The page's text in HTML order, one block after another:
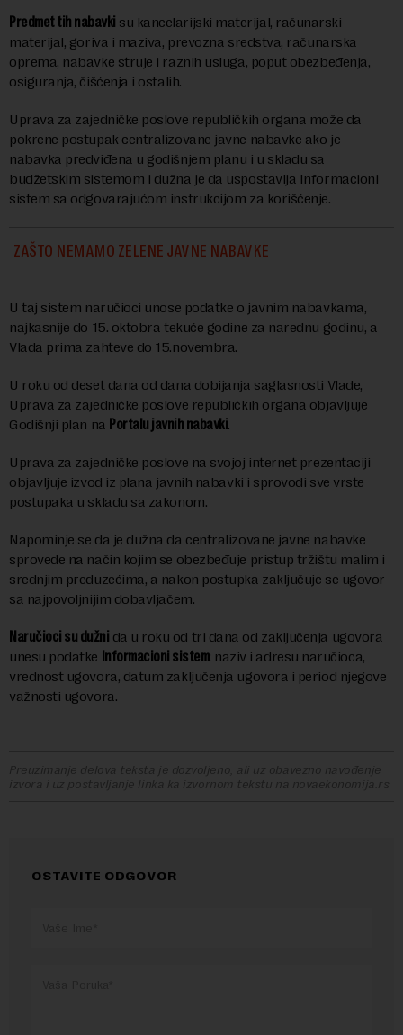
Predmet tih nabavki su kancelarijski materijal, računarski
materijal, goriva i maziva, prevozna sredstva, računarska
oprema, nabavke struje i raznih usluga, poput obezbeđenja,
osiguranja, čišćenja i ostalih.
Uprava za zajedničke poslove republičkih organa može da
pokrene postupak centralizovane javne nabavke ako je
nabavka predviđena u godišnjem planu i u skladu sa
budžetskim sistemom i dužna je da uspostavlja Informacioni
sistem sa odgovarajućom instrukcijom za korišćenje.
ZAŠTO NEMAMO ZELENE JAVNE NABAVKE
U taj sistem naručioci unose podatke o javnim nabavkama,
najkasnije do 15. oktobra tekuće godine za narednu godinu, a
Vlada prima zahteve do 15.novembra.
U roku od deset dana od dana dobijanja saglasnosti Vlade,
Uprava za zajedničke poslove republičkih organa objavljuje
Godišnji plan na Portalu javnih nabavki.
Uprava za zajedničke poslove na svojoj internet prezentaciji
objavljuje izvod iz plana javnih nabavki i sprovodi sve vrste
postupaka u skladu sa zakonom.
Napominje se da je dužna da centralizovane javne nabavke
sprovede na način kojim se obezbeđuje pristup tržištu malim i
srednjim preduzećima, a nakon postupka zaključuje se ugovor
sa najpovoljnijim dobavljačem.
Naručioci su dužni da u roku od tri dana od zaključenja ugovora
unesu podatke Informacioni sistem: naziv i adresu naručioca,
vrednost ugovora, datum zaključenja ugovora i period njegove
važnosti ugovora.
Preuzimanje delova teksta je dozvoljeno, ali uz obavezno navođenje
izvora i uz postavljanje linka ka izvornom tekstu na novaekonomija.rs
OSTAVITE ODGOVOR